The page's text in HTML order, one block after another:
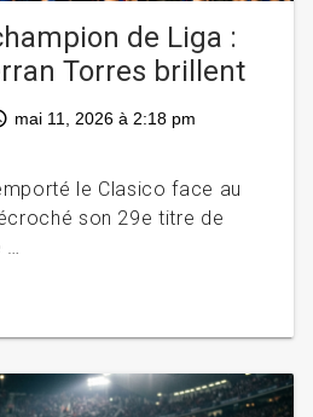
de Liga :
Torres brillent
mai 11, 2026 à 2:18 pm
le Clasico face au
son 29e titre de
…